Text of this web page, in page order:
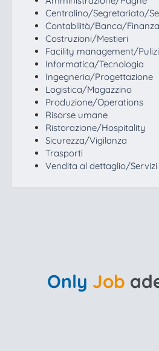
EN
FR
IT
DE
Centralino/Segretariato/
Contabilità/Banca/Finanza
Costruzioni/Mestieri
Facility management/
Informatica/Tecnologia
Ingegneria/Progettazione
Logistica/Magazzino
Produzione/Operations
Risorse umane
Ristorazione/Hospitality
Sicurezza/Vigilanza
Trasporti
Vendita al dettaglio/
Only Job